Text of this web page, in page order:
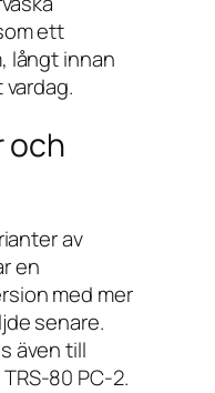
ett
långt innan
och
av
en
med mer
senare.
även till
80 PC-2.